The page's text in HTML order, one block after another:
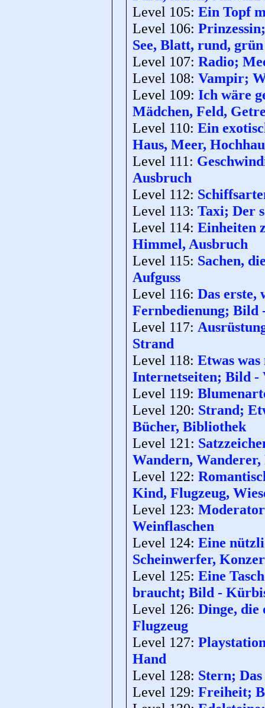
Level 105: Ein Topf
Level 106:
See, Blatt, rund, grün
Level 107: Radio;
Level 108: Vampir;
Level 109: Ich wäre
Mädchen, Feld,
Level 110: Ein
Haus, Meer,
Level 111:
Ausbruch
Level 112:
Level 113: Taxi; Der
Level 114: Einheiten
Himmel, Ausbruch
Level 115: Sachen,
Aufguss
Level 116: Das erste,
Fernbedienung; Bild
Level 117:
Strand
Level 118: Etwas
Internetseiten; Bild -
Level 119:
Level 120: Strand;
Bücher, Bibliothek
Level 121:
Wandern, Wanderer,
Level 122:
Kind, Flugzeug,
Level 123:
Weinflaschen
Level 124: Eine
Scheinwerfer,
Level 125: Eine
braucht; Bild -
Level 126: Dinge, die
Flugzeug
Level 127:
Hand
Level 128: Stern;
Level 129: Freiheit;